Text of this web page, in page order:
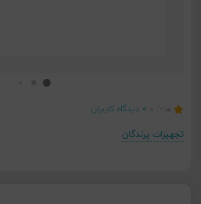
0
0 دیدگاه کاربران
تجهیزات پرندگان